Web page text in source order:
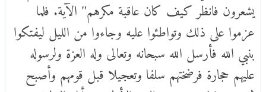
يشعرون فانظر كيف كان عاقبة مكرهم" الآية. فلما
عزموا على ذلك وتواطئوا عليه وجاءوا من الليل ليفتكوا
بنبي الله فأرسل الله سبحانه وتعالى وله العزة ولرسوله
عليهم حجارة فرضختهم سلفا وتعجيلا قبل قومهم وأصبح